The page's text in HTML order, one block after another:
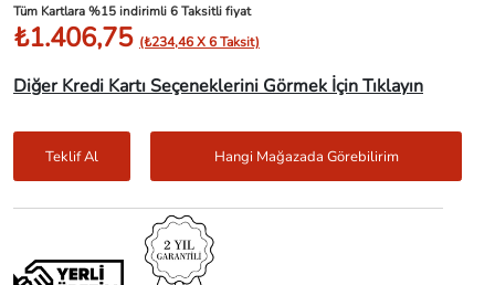
Tüm Kartlara %15 indirimli 6 Taksitli fiyat
₺1.406,75 (₺234,46 X 6 Taksit)
Diğer Kredi Kartı Seçeneklerini Görmek İçin Tıklayın
Teklif Al Hangi Mağazada Görebilirim